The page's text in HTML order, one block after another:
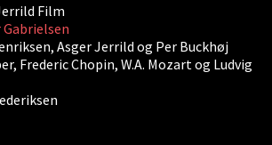
Film
Asger Jerrild og Per Buckhøj
Frederic Chopin, W.A. Mozart og Ludvig